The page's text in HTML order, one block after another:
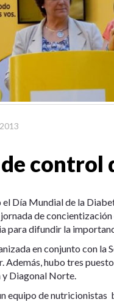
control
el Día Mundial de la
de
para difundir la
en conjunto con la
Además, hubo tres
Diagonal Norte.
equipo de